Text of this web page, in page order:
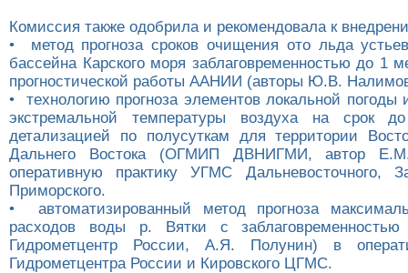
Комиссия также одобрила и рекомендовала к
• метод прогноза сроков очищения ото льда
бассейна Карского моря заблаговременностью до 1
прогностической работы ААНИИ (авторы Ю.В.
• технологию прогноза элементов локальной погоды
экстремальной температуры воздуха на срок
детализацией по полусуткам для территории
Дальнего Востока (ОГМИП ДВНИГМИ, автор
оперативную практику УГМС Дальневосточного,
Приморского.
• автоматизированный метод прогноза
расходов воды р. Вятки с
Гидрометцентр России, А.Я. Полунин) в
Гидрометцентра России и Кировского ЦГМС.